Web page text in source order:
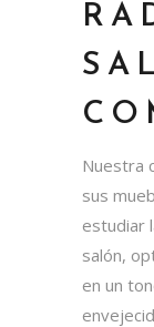
Nuestra
sus
estudiar
salón,
en un